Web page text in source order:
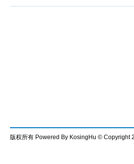
版权所有 Powered By KosingHu © Copyright